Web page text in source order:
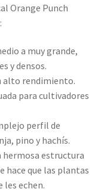
Orange Punch
a muy grande,
y densos.
alto rendimiento.
para cultivadores
perfil de
pino y hachís.
hermosa estructura
hace que las plantas
les echen.